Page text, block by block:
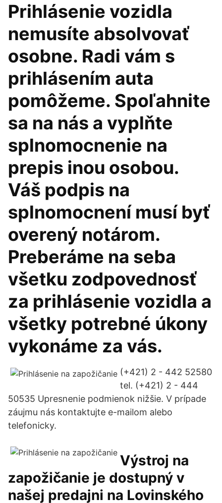
Prihlásenie vozidla
nemusíte absolvovať
osobne. Radi vám s
prihlásením auta
pomôžeme. Spoľahnite
sa na nás a vyplňte
splnomocnenie na
prepis inou osobou.
Váš podpis na
splnomocnení musí byť
overený notárom.
Preberáme na seba
všetku zodpovednosť
za prihlásenie vozidla a
všetky potrebné úkony
vykonáme za vás.
(+421) 2 - 442 52580
tel. (+421) 2 - 444
50535 Upresnenie podmienok nižšie. V prípade
záujmu nás kontaktujte e-mailom alebo
telefonicky.
Výstroj na
zapožičanie je dostupný v
našej predajni na Lovinského